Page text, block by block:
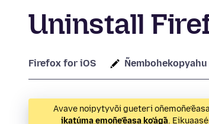
Uninstall
Firefox for iOS Ñembohekopyahu
Avave noipytyvõi gueteri
ikatúma emoñe’ẽasa ko’ág̃a.